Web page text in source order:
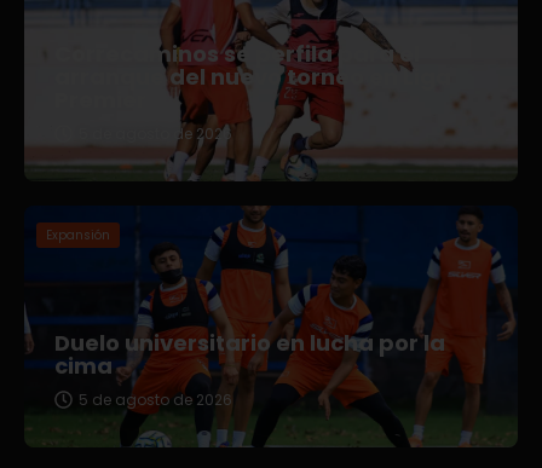
Correcaminos se perfila para el
arranque del nuevo torneo en Liga
5 de agosto de 2026
Expansión
Duelo universitario en lucha por la
cima
5 de agosto de 2026